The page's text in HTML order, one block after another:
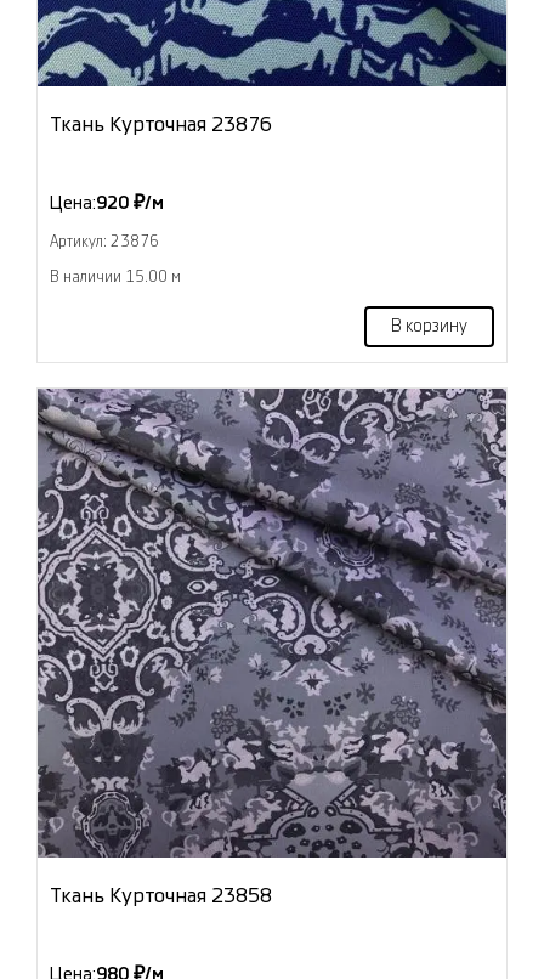
Ткань Курточная 23876
Цена:920 ₽/м
Артикул: 23876
В наличии 15.00 м
В корзину
Ткань Курточная 23858
Цена:980 ₽/м